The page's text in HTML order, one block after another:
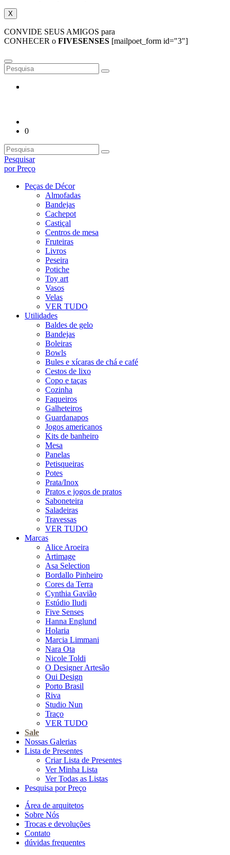
X
CONVIDE SEUS AMIGOS para
CONHECER o FIVESENSES [mailpoet_form id="3"]
0
Pesquisar
por Preço
Peças de Décor
Almofadas
Bandejas
Cachepot
Castiçal
Centros de mesa
Fruteiras
Livros
Peseira
Potiche
Toy art
Vasos
Velas
VER TUDO
Utilidades
Baldes de gelo
Bandejas
Boleiras
Bowls
Bules e xícaras de chá e café
Cestos de lixo
Copo e taças
Cozinha
Faqueiros
Galheteiros
Guardanapos
Jogos americanos
Kits de banheiro
Mesa
Panelas
Petisqueiras
Potes
Prata/Inox
Pratos e jogos de pratos
Saboneteira
Saladeiras
Travessas
VER TUDO
Marcas
Alice Aroeira
Artimage
Asa Selection
Bordallo Pinheiro
Cores da Terra
Cynthia Gavião
Estúdio Iludi
Five Senses
Hanna Englund
Holaria
Marcia Limmani
Nara Ota
Nicole Toldi
O Designer Artesão
Oui Design
Porto Brasil
Riva
Studio Nun
Traço
VER TUDO
Sale
Nossas Galerias
Lista de Presentes
Criar Lista de Presentes
Ver Minha Lista
Ver Todas as Listas
Pesquisa por Preço
Área de arquitetos
Sobre Nós
Trocas e devoluções
Contato
dúvidas frequentes